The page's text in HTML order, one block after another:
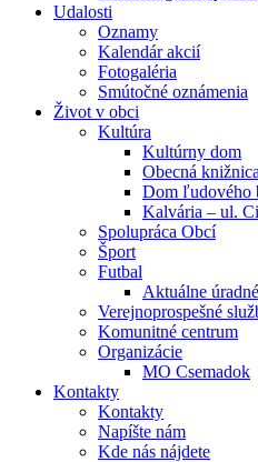
Udalosti
Oznamy
Kalendár akcií
Fotogaléria
Smútočné oznámenia
Život v obci
Kultúra
Kultúrny dom
Obecná knižnica
Dom ľudového
Kalvária – ul.
Spolupráca Obcí
Šport
Futbal
Aktuálne
Verejnoprospešné
Komunitné centrum
Organizácie
MO Csemadok
Kontakty
Kontakty
Napíšte nám
Kde nás nájdete